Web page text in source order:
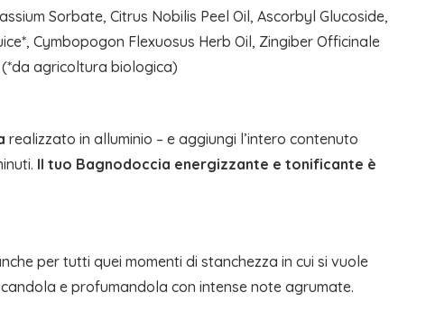
Sorbate, Citrus Nobilis Peel Oil, Ascorbyl Glucoside,
Cymbopogon Flexuosus Herb Oil, Zingiber Officinale
(*da agricoltura biologica)
realizzato in alluminio – e aggiungi l’intero contenuto
Il tuo Bagnodoccia energizzante e tonificante è
per tutti quei momenti di stanchezza in cui si vuole
e profumandola con intense note agrumate.